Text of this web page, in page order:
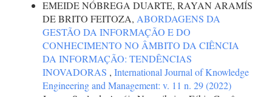
EMEIDE NÓBREGA DUARTE, RAYAN ARAMÍS
DE BRITO FEITOZA, ABORDAGENS DA
GESTÃO DA INFORMAÇÃO E DO
CONHECIMENTO NO ÂMBITO DA CIÊNCIA
DA INFORMAÇÃO: TENDÊNCIAS
INOVADORAS , International Journal of Knowledge
Engineering and Management: v. 11 n. 29 (2022)